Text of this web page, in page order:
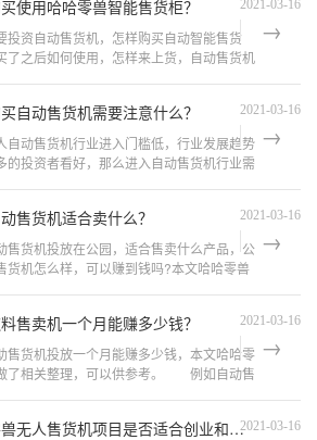
使用哈哈零兽智能售货柜？ 2021-03-16
资自动售货机，怎样购买自动智能售货
了之后如何使用，怎样来上货，自动售货机
自动售货机需要注意什么？ 2021-03-16
动售货机行业进入门槛低，行业发展趋势
的投资者看好，那么进入自动售货机行业需
售货机适合卖什么？ 2021-03-16
货机投放在公园，适合售卖什么产品，公
货机怎么样，可以赚到钱吗?本文哈哈零兽
售卖机一个月能赚多少钱？ 2021-03-16
货机投放一个月能赚多少钱，本文哈哈零
了相关整理，可以供参考。 例如自动售
哈哈零兽无人售货机项目是否适合创业和副业需求？2021-03-16